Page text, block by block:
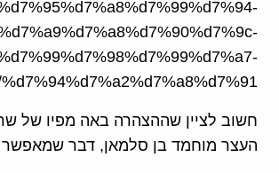
%d7%94%d7%a2%d7%a8%d7%91/
חשוב לציין שההצהרה באה מפיו של
העצר מוחמד בן סלמאן, דבר